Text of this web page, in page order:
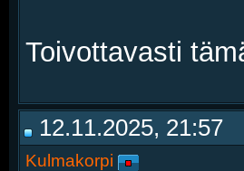
Toivottavasti
12.11.2025, 21:57
Kulmakorpi